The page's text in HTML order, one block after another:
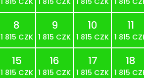
8
1 815 CZK
9
1 815 CZK
10
1 815 CZK
11
1 815
15
1 815 CZK
16
1 815 CZK
17
1 815 CZK
18
1 815